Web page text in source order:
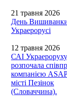
21 травня 2026
День
Украерорусі
12 травня 2026
САІ Украероруху
розпочала
компанією
місті Пезінок
(Словаччина).